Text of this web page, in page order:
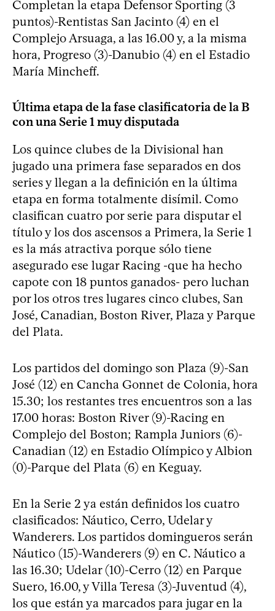
Completan la etapa Defensor Sporting (3
puntos)-Rentistas San Jacinto (4) en el
Complejo Arsuaga, a las 16.00 y, a la misma
hora, Progreso (3)-Danubio (4) en el Estadio
María Mincheff.
Última etapa de la fase clasificatoria de la B
con una Serie 1 muy disputada
Los quince clubes de la Divisional han
jugado una primera fase separados en dos
series y llegan a la definición en la última
etapa en forma totalmente disímil. Como
clasifican cuatro por serie para disputar el
título y los dos ascensos a Primera, la Serie 1
es la más atractiva porque sólo tiene
asegurado ese lugar Racing -que ha hecho
capote con 18 puntos ganados- pero luchan
por los otros tres lugares cinco clubes, San
José, Canadian, Boston River, Plaza y Parque
del Plata.
Los partidos del domingo son Plaza (9)-San
José (12) en Cancha Gonnet de Colonia, hora
15.30; los restantes tres encuentros son a las
17.00 horas: Boston River (9)-Racing en
Complejo del Boston; Rampla Juniors (6)-
Canadian (12) en Estadio Olímpico y Albion
(0)-Parque del Plata (6) en Keguay.
En la Serie 2 ya están definidos los cuatro
clasificados: Náutico, Cerro, Udelar y
Wanderers. Los partidos domingueros serán
Náutico (15)-Wanderers (9) en C. Náutico a
las 16.30; Udelar (10)-Cerro (12) en Parque
Suero, 16.00, y Villa Teresa (3)-Juventud (4),
los que están ya marcados para jugar en la